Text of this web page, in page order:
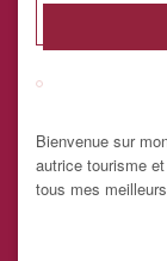
Bienvenue sur
autrice tourisme
tous mes